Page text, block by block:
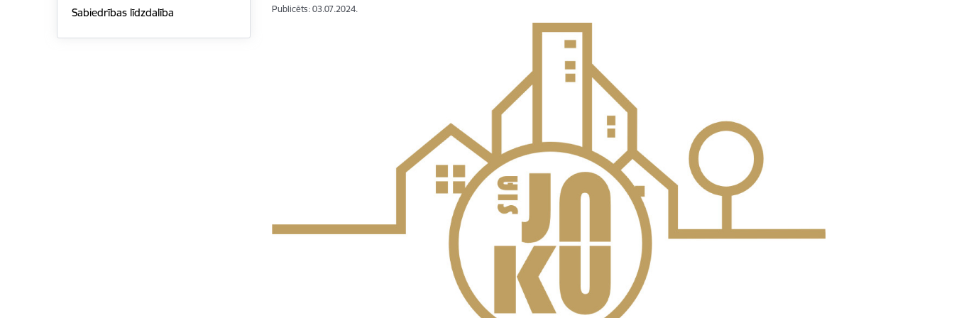
Sabiedrības līdzdalība
Publicēts: 03.07.2024.